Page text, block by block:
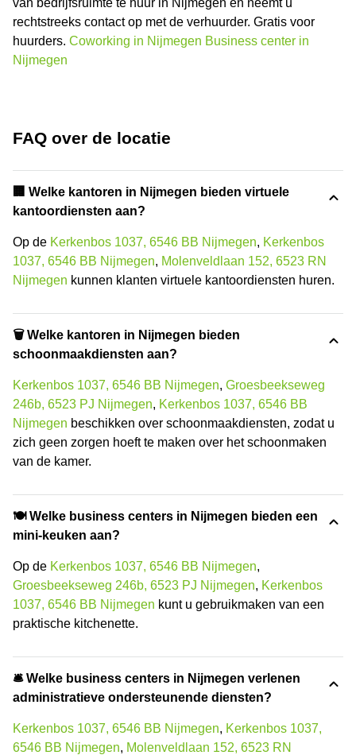
van bedrijfsruimte te huur in Nijmegen en neemt u
rechtstreeks contact op met de verhuurder. Gratis voor
huurders. Coworking in Nijmegen Business center in
Nijmegen
FAQ over de locatie
🏢 Welke kantoren in Nijmegen bieden virtuele
kantoordiensten aan?
Op de Kerkenbos 1037, 6546 BB Nijmegen, Kerkenbos
1037, 6546 BB Nijmegen, Molenveldlaan 152, 6523 RN
Nijmegen kunnen klanten virtuele kantoordiensten huren.
🗑 Welke kantoren in Nijmegen bieden
schoonmaakdiensten aan?
Kerkenbos 1037, 6546 BB Nijmegen, Groesbeekseweg
246b, 6523 PJ Nijmegen, Kerkenbos 1037, 6546 BB
Nijmegen beschikken over schoonmaakdiensten, zodat u
zich geen zorgen hoeft te maken over het schoonmaken
van de kamer.
🍽️ Welke business centers in Nijmegen bieden een
mini-keuken aan?
Op de Kerkenbos 1037, 6546 BB Nijmegen,
Groesbeekseweg 246b, 6523 PJ Nijmegen, Kerkenbos
1037, 6546 BB Nijmegen kunt u gebruikmaken van een
praktische kitchenette.
🛎 Welke business centers in Nijmegen verlenen
administratieve ondersteunende diensten?
Kerkenbos 1037, 6546 BB Nijmegen, Kerkenbos 1037,
6546 BB Nijmegen, Molenveldlaan 152, 6523 RN